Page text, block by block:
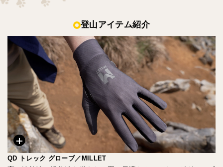
登山アイテム紹介
QD トレック グローブ／MILLET